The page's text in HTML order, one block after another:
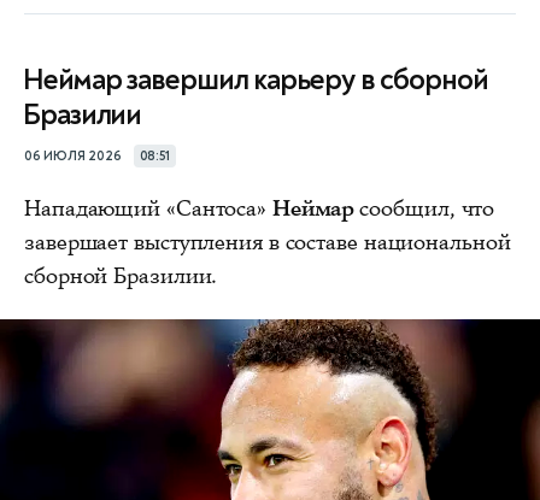
Неймар завершил карьеру в сборной
Бразилии
06 ИЮЛЯ 2026 08:51
Нападающий «Сантоса» Неймарсообщил, что
завершает выступления в составе национальной
сборной Бразилии.